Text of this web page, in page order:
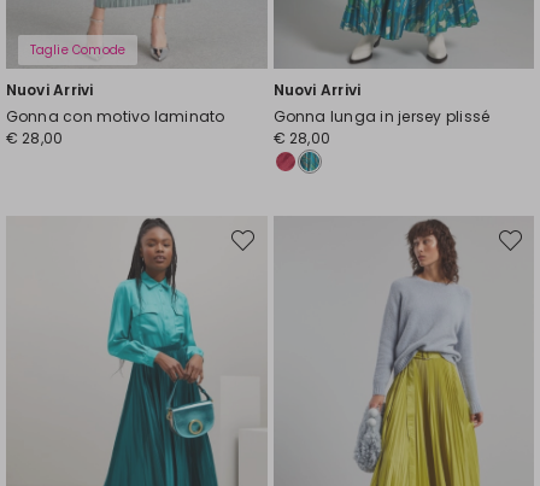
Taglie Comode
Nuovi Arrivi
Gonna con motivo laminato
€ 28,00
Nuovi Arrivi
Gonna lunga in jersey plissé
€ 28,00
Sposta